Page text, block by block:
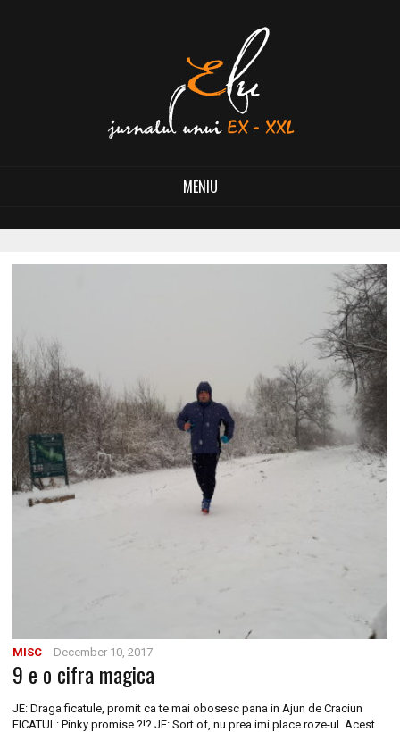
MENIU
MISC December 10, 2017
9 e o cifra magica
JE: Draga ficatule, promit ca te mai obosesc pana in Ajun de Craciun
FICATUL: Pinky promise ?!? JE: Sort of, nu prea imi place roze-ul Acest